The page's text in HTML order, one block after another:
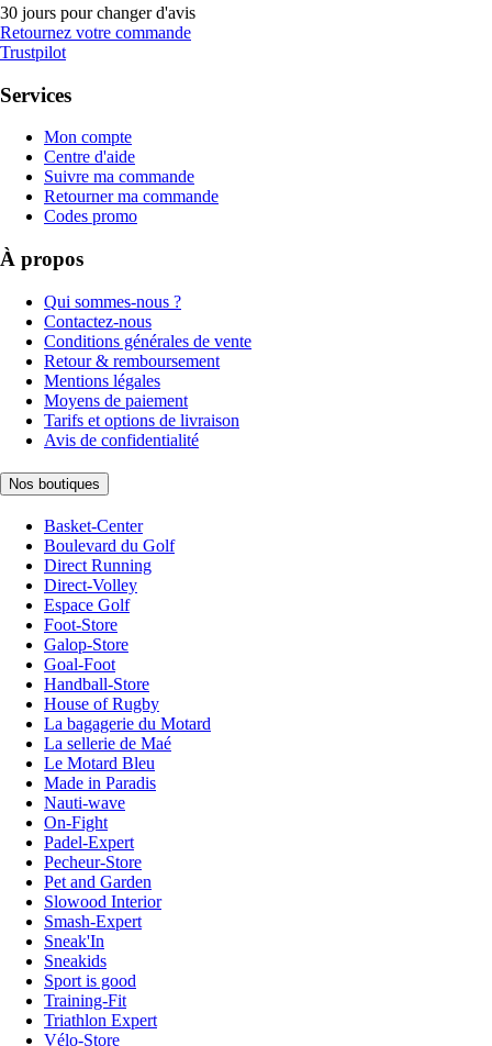
30 jours pour changer d'avis
Retournez votre commande
Trustpilot
Services
Mon compte
Centre d'aide
Suivre ma commande
Retourner ma commande
Codes promo
À propos
Qui sommes-nous ?
Contactez-nous
Conditions générales de vente
Retour & remboursement
Mentions légales
Moyens de paiement
Tarifs et options de livraison
Avis de confidentialité
Nos boutiques
Basket-Center
Boulevard du Golf
Direct Running
Direct-Volley
Espace Golf
Foot-Store
Galop-Store
Goal-Foot
Handball-Store
House of Rugby
La bagagerie du Motard
La sellerie de Maé
Le Motard Bleu
Made in Paradis
Nauti-wave
On-Fight
Padel-Expert
Pecheur-Store
Pet and Garden
Slowood Interior
Smash-Expert
Sneak'In
Sneakids
Sport is good
Training-Fit
Triathlon Expert
Vélo-Store